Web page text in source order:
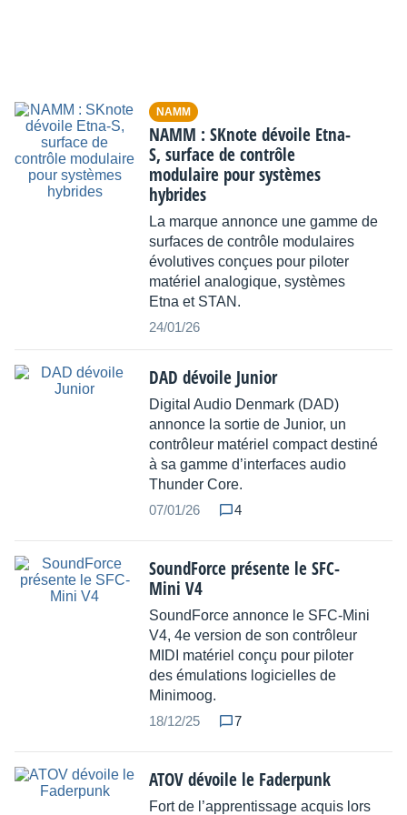
NAMM
NAMM : SKnote dévoile Etna-
S, surface de contrôle
modulaire pour systèmes
hybrides
La marque annonce une gamme de
surfaces de contrôle modulaires
évolutives conçues pour piloter
matériel analogique, systèmes
Etna et STAN.
24/01/26
DAD dévoile Junior
Digital Audio Denmark (DAD)
annonce la sortie de Junior, un
contrôleur matériel compact destiné
à sa gamme d’interfaces audio
Thunder Core.
07/01/26
4
SoundForce présente le SFC-
Mini V4
SoundForce annonce le SFC-Mini
V4, 4e version de son contrôleur
MIDI matériel conçu pour piloter
des émulations logicielles de
Minimoog.
18/12/25
7
ATOV dévoile le Faderpunk
Fort de l’apprentissage acquis lors